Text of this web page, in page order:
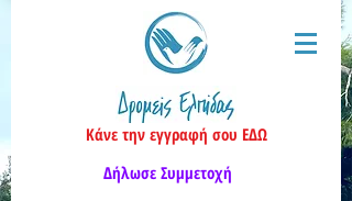
Κάνε την εγγραφή σου ΕΔΩ
Δήλωσε Συμμετοχή